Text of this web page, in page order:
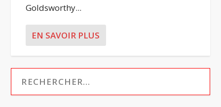
Goldsworthy...
EN SAVOIR PLUS